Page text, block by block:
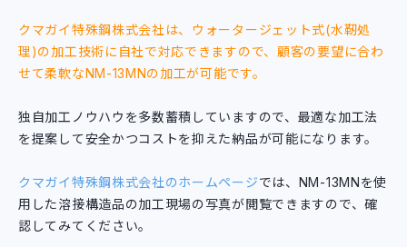
クマガイ特殊鋼株式会社は、ウォータージェット式(水靭処
理)の加工技術に自社で対応できますので、顧客の要望に合わ
せて柔軟なNM-13MNの加工が可能です。
独自加工ノウハウを多数蓄積していますので、最適な加工法
を提案して安全かつコストを抑えた納品が可能になります。
クマガイ特殊鋼株式会社のホームページでは、NM-13MNを使
用した溶接構造品の加工現場の写真が閲覧できますので、確
認してみてください。